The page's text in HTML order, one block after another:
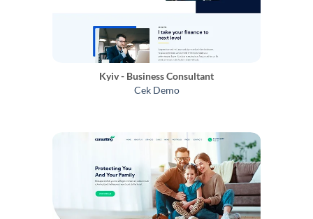
Kyiv - Business Consultant
Cek Demo